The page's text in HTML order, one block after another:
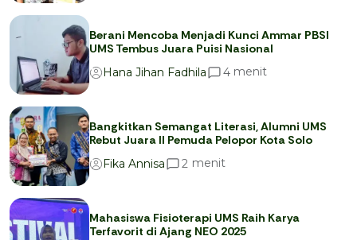
Berani Mencoba Menjadi Kunci Ammar PBSI
UMS Tembus Juara Puisi Nasional
Hana Jihan Fadhila
4 menit
Bangkitkan Semangat Literasi, Alumni UMS
Rebut Juara II Pemuda Pelopor Kota Solo
Fika Annisa
2 menit
Mahasiswa Fisioterapi UMS Raih Karya
Terfavorit di Ajang NEO 2025